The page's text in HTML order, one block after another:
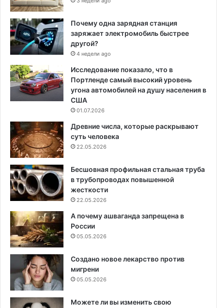
Почему одна зарядная станция
заряжает электромобиль быстрее
другой?
4 недели ago
Исследование показало, что в
Портленде самый высокий уровень
угона автомобилей на душу населения в
США
01.07.2026
Древние числа, которые раскрывают
суть человека
22.05.2026
Бесшовная профильная стальная труба
в трубопроводах повышенной
жесткости
22.05.2026
А почему ашваганда запрещена в
России
05.05.2026
Создано новое лекарство против
мигрени
05.05.2026
Можете ли вы изменить свою